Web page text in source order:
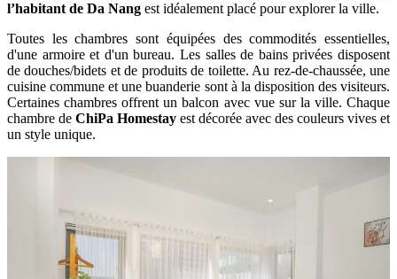
l’habitant de Da Nang est idéalement placé pour explorer la ville.
Toutes les chambres sont équipées des commodités essentielles,
d'une armoire et d'un bureau. Les salles de bains privées disposent
de douches/bidets et de produits de toilette. Au rez-de-chaussée, une
cuisine commune et une buanderie sont à la disposition des visiteurs.
Certaines chambres offrent un balcon avec vue sur la ville. Chaque
chambre de ChiPa Homestay est décorée avec des couleurs vives et
un style unique.